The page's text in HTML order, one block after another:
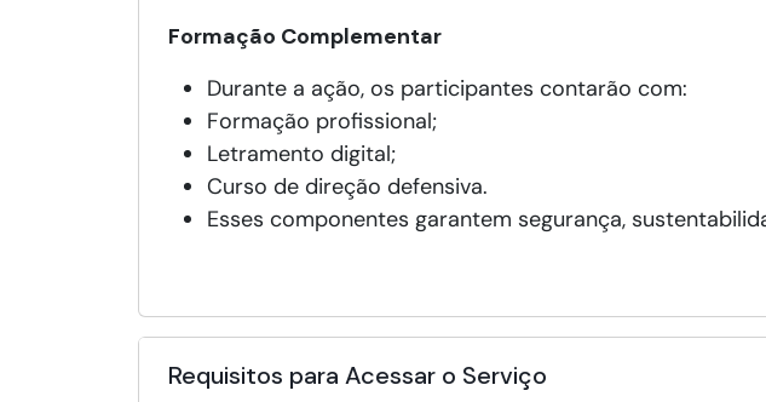
Formação Complementar
Durante a ação, os participantes contarão com:
Formação profissional;
Letramento digital;
Curso de direção defensiva.
Esses componentes garantem segurança,
Requisitos para Acessar o Serviço